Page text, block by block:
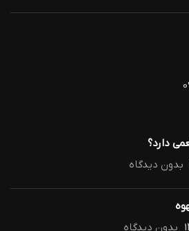
دارد؟
بدون دیدگاه
بدون دیدگاه